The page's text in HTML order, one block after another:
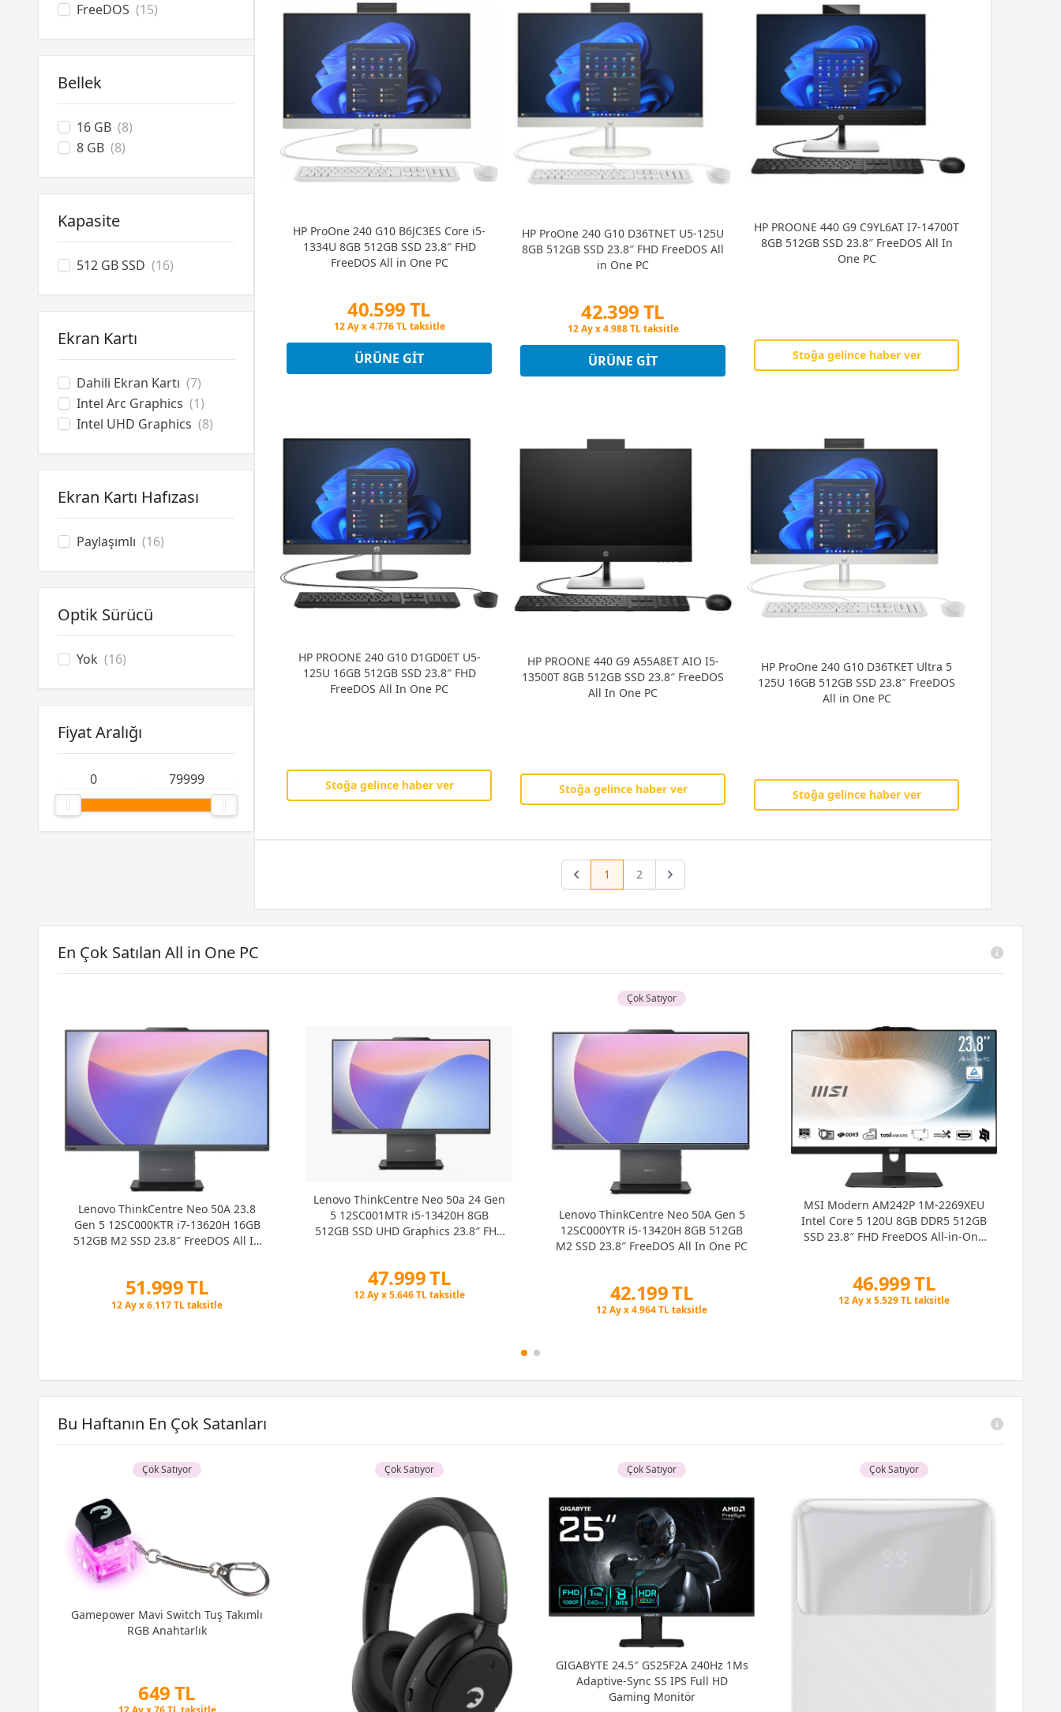
FreeDOS (15)
Bellek
16 GB (8)
8 GB (8)
Kapasite
512 GB SSD (16)
Ekran Kartı
Dahili Ekran Kartı (7)
Intel Arc Graphics (1)
Intel UHD Graphics (8)
Ekran Kartı Hafızası
Paylaşımlı (16)
Optik Sürücü
Yok (16)
Fiyat Aralığı
HP ProOne 240 G10 B6JC3ES Core i5-
1334U 8GB 512GB SSD 23.8″ FHD
FreeDOS All in One PC
40.599 TL
Peşin Fiyatına 3 Taksit
Peşin Fiyatına 3 Taksit
ÜRÜNE GIT
HP ProOne 240 G10 D36TNET U5-125U
8GB 512GB SSD 23.8″ FHD FreeDOS All
in One PC
42.399 TL
Peşin Fiyatına 3 Taksit
Peşin Fiyatına 3 Taksit
ÜRÜNE GIT
HP PROONE 440 G9 C9YL6AT I7-14700T
8GB 512GB SSD 23.8″ FreeDOS All In
One PC
Stoğa gelince haber ver
HP PROONE 240 G10 D1GD0ET U5-
125U 16GB 512GB SSD 23.8″ FHD
FreeDOS All In One PC
Stoğa gelince haber ver
HP PROONE 440 G9 A55A8ET AIO I5-
13500T 8GB 512GB SSD 23.8″ FreeDOS
All In One PC
Stoğa gelince haber ver
HP ProOne 240 G10 D36TKET Ultra 5
125U 16GB 512GB SSD 23.8″ FreeDOS
All in One PC
Stoğa gelince haber ver
Previous1 2 Next
En Çok Satılan All in One PC
Lenovo ThinkCentre Neo 50A 23.8
Gen 5 12SC000KTR i7-13620H 16GB
512GB M2 SSD 23.8″ FreeDOS All In
51.999 TL
Peşin Fiyatına 3 Taksit
Lenovo ThinkCentre Neo 50a 24 Gen
5 12SC001MTR i5-13420H 8GB
512GB SSD UHD Graphics 23.8″ FHD
47.999 TL
Peşin Fiyatına 3 Taksit
Çok Satıyor
Lenovo ThinkCentre Neo 50A Gen 5
12SC000YTR i5-13420H 8GB 512GB
M2 SSD 23.8″ FreeDOS All In One PC
42.199 TL
Peşin Fiyatına 3 Taksit
MSI Modern AM242P 1M-2269XEU
Intel Core 5 120U 8GB DDR5 512GB
SSD 23.8″ FHD FreeDOS All-in-One
46.999 TL
Peşin Fiyatına 3 Taksit
Bu Haftanın En Çok Satanları
Çok Satıyor
Gamepower Mavi Switch Tuş Takımlı
RGB Anahtarlık
649 TL
Çok Satıyor Çok Satıyor
GIGABYTE 24.5″ GS25F2A 240Hz 1Ms
Adaptive-Sync SS IPS Full HD
Gaming Monitör
Çok Satıyor